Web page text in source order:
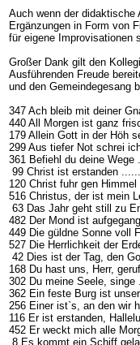
Auch wenn der didaktische
Ergänzungen in Form von
für eigene Improvisationen
Großer Dank gilt den
Ausführenden Freude
und den Gemeindegesang
347 Ach bleib mit deiner
440 All Morgen ist ganz
179 Allein Gott in der Höh
299 Aus tiefer Not schrei
361 Befiehl du deine
99 Christ ist erstanden
120 Christ fuhr gen
516 Christus, der ist mein
63 Das Jahr geht still zu
482 Der Mond ist
449 Die güldne Sonne voll
527 Die Herrlichkeit der
42 Dies ist der Tag, den
168 Du hast uns, Herr,
302 Du meine Seele,
362 Ein feste Burg ist
256 Einer ist`s, an den wir
116 Er ist erstanden,
452 Er weckt mich alle
8 Es kommt ein Schiff